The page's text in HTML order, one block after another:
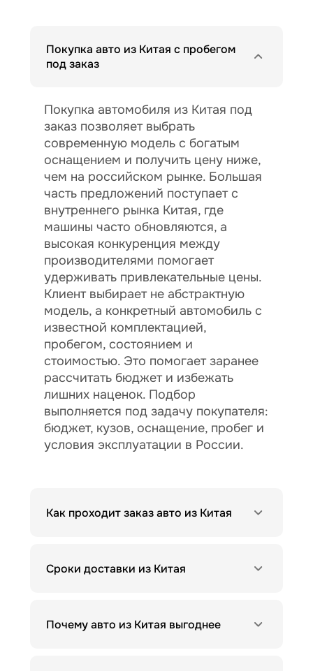
Покупка авто из Китая с пробегом
под заказ
Покупка автомобиля из Китая под
заказ позволяет выбрать
современную модель с богатым
оснащением и получить цену ниже,
чем на российском рынке. Большая
часть предложений поступает с
внутреннего рынка Китая, где
машины часто обновляются, а
высокая конкуренция между
производителями помогает
удерживать привлекательные цены.
Клиент выбирает не абстрактную
модель, а конкретный автомобиль с
известной комплектацией,
пробегом, состоянием и
стоимостью. Это помогает заранее
рассчитать бюджет и избежать
лишних наценок. Подбор
выполняется под задачу покупателя:
бюджет, кузов, оснащение, пробег и
условия эксплуатации в России.
Как проходит заказ авто из Китая
Сроки доставки из Китая
Почему авто из Китая выгоднее